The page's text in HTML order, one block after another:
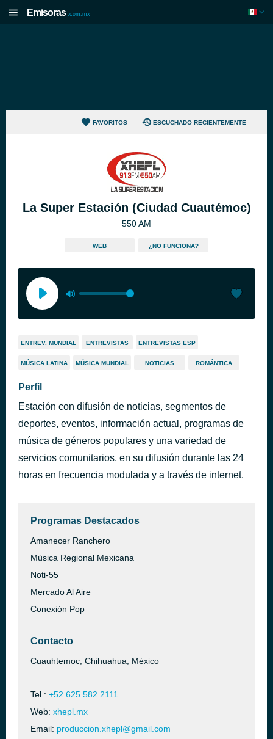
Emisoras .com.mx
FAVORITOS ESCUCHADO RECIENTEMENTE
La Super Estación (Ciudad Cuautémoc)
550 AM
WEB ¿NO FUNCIONA?
ENTREV. MUNDIAL ENTREVISTAS ENTREVISTAS ESP
MÚSICA LATINA MÚSICA MUNDIAL NOTICIAS ROMÁNTICA
Perfil
Estación con difusión de noticias, segmentos de
deportes, eventos, información actual, programas de
música de géneros populares y una variedad de
servicios comunitarios, en su difusión durante las 24
horas en frecuencia modulada y a través de internet.
Programas Destacados
Amanecer Ranchero
Música Regional Mexicana
Noti-55
Mercado Al Aire
Conexión Pop
Contacto
Cuauhtemoc, Chihuahua, México
Tel.: +52 625 582 2111
Web: xhepl.mx
Email: produccion.xhepl@gmail.com